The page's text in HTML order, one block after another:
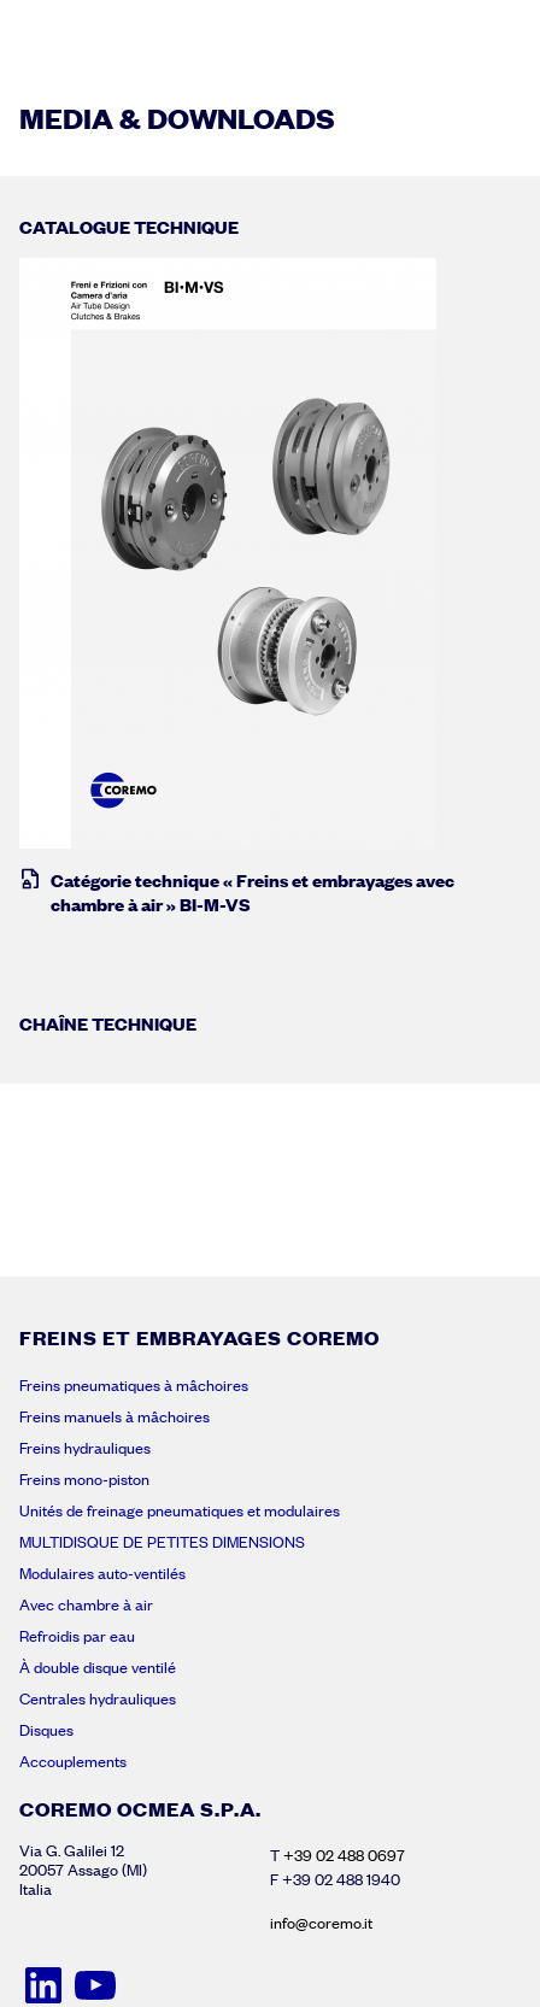
MEDIA & DOWNLOADS
CATALOGUE TECHNIQUE
Catégorie technique « Freins et embrayages avec
chambre à air » BI-M-VS
CHAÎNE TECHNIQUE
FREINS ET EMBRAYAGES COREMO
Freins pneumatiques à mâchoires
Freins manuels à mâchoires
Freins hydrauliques
Freins mono-piston
Unités de freinage pneumatiques et modulaires
MULTIDISQUE DE PETITES DIMENSIONS
Modulaires auto-ventilés
Avec chambre à air
Refroidis par eau
À double disque ventilé
Centrales hydrauliques
Disques
Accouplements
COREMO OCMEA S.P.A.
Via G. Galilei 12
20057 Assago (MI)
Italia
T+39 02 488 0697
F +39 02 488 1940
info@coremo.it